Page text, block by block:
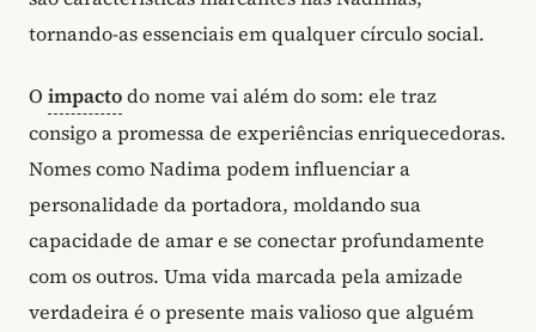
tornando-as essenciais em qualquer círculo social.
O impactodo nome vai além do som: ele traz
consigo a promessa de experiências enriquecedoras.
Nomes como Nadima podem influenciar a
personalidade da portadora, moldando sua
capacidade de amar e se conectar profundamente
com os outros. Uma vida marcada pela amizade
verdadeira é o presente mais valioso que alguém